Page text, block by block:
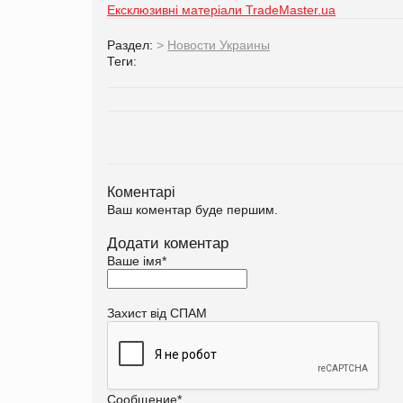
Ексклюзивні матеріали TradeMaster.ua
Раздел: > Новости Украины
Теги:
Коментарі
Ваш коментар буде першим.
Додати коментар
Ваше імя*
Захист від СПАМ
Сообщение*